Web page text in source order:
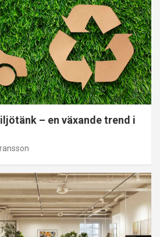
– en växande trend i